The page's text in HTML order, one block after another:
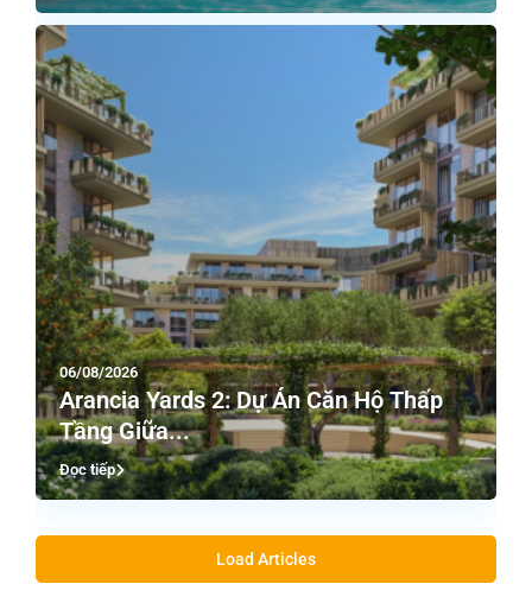
06/08/2026
Arancia Yards 2: Dự Án Căn Hộ Thấp
Tầng Giữa...
Đọc tiếp
Load Articles